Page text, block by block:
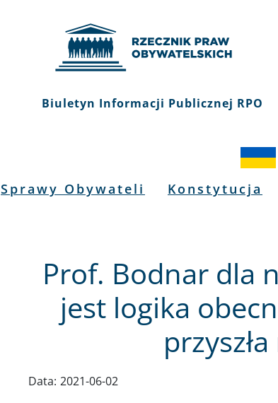
Biuletyn Informacji Publicznej RPO
Sprawy Obywateli Konstytucja
Prof. Bodnar dla
jest logika
Data: 2021-06-02